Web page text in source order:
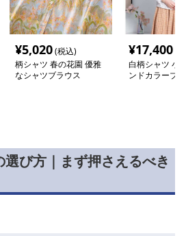
¥5,020(税込)
柄シャツ 春の花園 優雅
なシャツブラウス
¥17,400
白柄シャツ 小
ンドカラーブ
び方｜まず押さえるべき